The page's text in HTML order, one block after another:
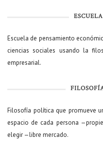
Escuela de pensamiento
ciencias sociales usando la
empresarial.
Filosofía política que promueve
espacio de cada persona
elegir —libre mercado.